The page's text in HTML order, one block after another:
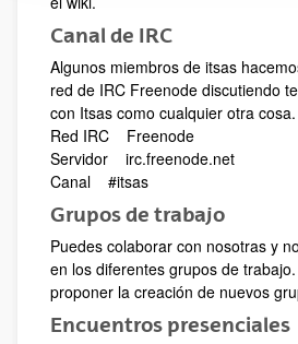
Canal de IRC
Algunos miembros de itsas
red de IRC Freenode discutiendo
con Itsas como cualquier otra cosa.
Red IRC Freenode
Servidor irc.freenode.net
Canal #itsas
Grupos de trabajo
Puedes colaborar con nosotras y
en los diferentes grupos de
proponer la creación de nuevos
Encuentros presenciales